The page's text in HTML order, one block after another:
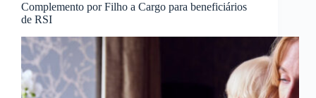
Complemento por Filho a Cargo para beneficiários
de RSI